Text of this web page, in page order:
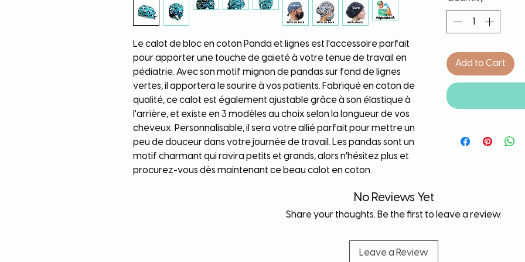
Le calot de bloc en coton Panda et lignes est l'accessoire parfait
pour apporter une touche de gaieté à votre tenue de travail en
pédiatrie. Avec son motif mignon de pandas sur fond de lignes
vertes, il apportera le sourire à vos patients. Fabriqué en coton de
qualité, ce calot est également ajustable grâce à son élastique à
l'arrière, et existe en 3 modèles au choix selon la longueur de vos
cheveux. Personnalisable, il sera votre allié parfait pour mettre un
peu de douceur dans votre journée de travail. Les pandas sont un
motif charmant qui ravira petits et grands, alors n'hésitez plus et
procurez-vous dès maintenant ce beau calot en coton.
Add to Cart
No Reviews Yet
Share your thoughts. Be the first to leave a review.
Leave a Review